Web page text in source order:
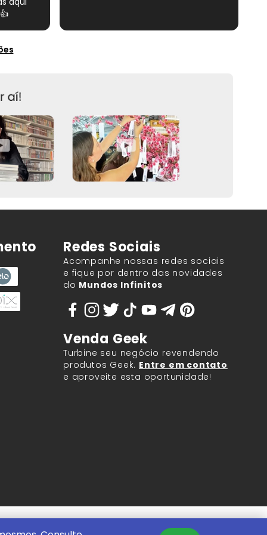
Redes Sociais
Acompanhe nossas redes sociais
e fique por dentro das novidades
do Mundos Infinitos
Venda Geek
Turbine seu negócio revendendo
produtos Geek. Entre em contato
e aproveite esta oportunidade!
0001-60.